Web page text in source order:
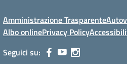
Amministrazione Trasparente
Albo onlinePrivacy Policy
Seguici su: